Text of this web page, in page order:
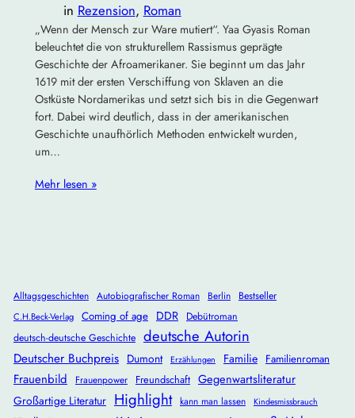
in Rezension, Roman
„Wenn der Mensch zur Ware mutiert“. Yaa Gyasis Roman
beleuchtet die von strukturellem Rassismus geprägte
Geschichte der Afroamerikaner. Sie beginnt um das Jahr
1619 mit der ersten Verschiffung von Sklaven an die
Ostküste Nordamerikas und setzt sich bis in die Gegenwart
fort. Dabei wird deutlich, dass in der amerikanischen
Geschichte unaufhörlich Methoden entwickelt wurden,
um…
Mehr lesen »
Alltagsgeschichten Autobiografischer Roman Berlin Bestseller
C.H.Beck-Verlag Coming of age DDR
Debütroman
deutsch-deutsche Geschichte deutsche Autorin
Deutscher Buchpreis Dumont Erzählungen Familie Familienroman
Frauenbild Frauenpower Freundschaft Gegenwartsliteratur
Großartige Literatur Highlight kann man lassen Kindesmissbrauch